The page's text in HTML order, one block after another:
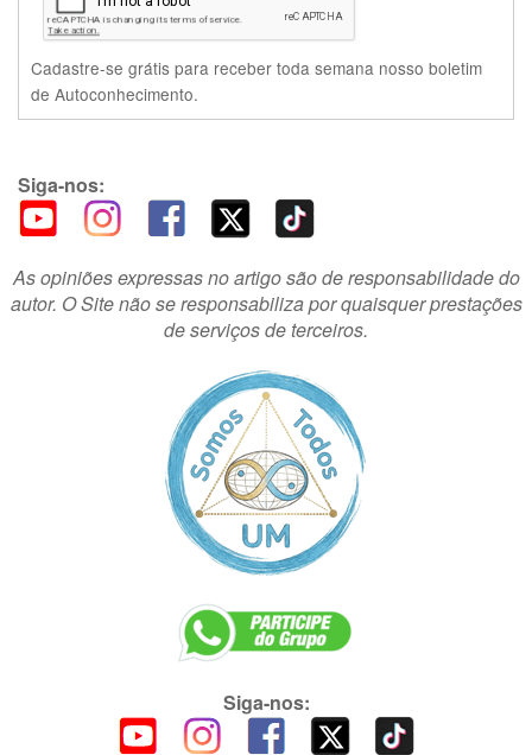
Cadastre-se grátis para receber toda semana nosso boletim
de Autoconhecimento.
Siga-nos:
As opiniões expressas no artigo são de responsabilidade do
autor. O Site não se responsabiliza por quaisquer prestações
de serviços de terceiros.
Siga-nos: